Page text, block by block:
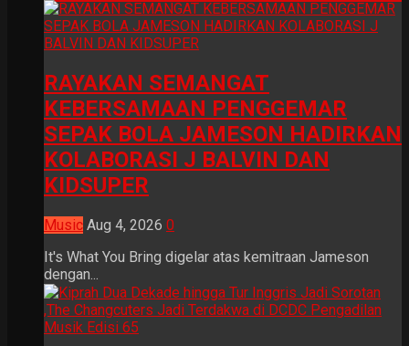
RAYAKAN SEMANGAT
KEBERSAMAAN PENGGEMAR
SEPAK BOLA JAMESON HADIRKAN
KOLABORASI J BALVIN DAN
KIDSUPER
Music Aug 4, 2026 0
It's What You Bring digelar atas kemitraan Jameson
dengan...